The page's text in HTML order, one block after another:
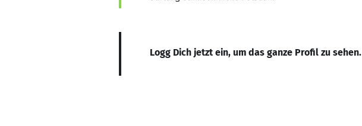
Logg Dich jetzt ein, um das ganze Profil zu sehen.